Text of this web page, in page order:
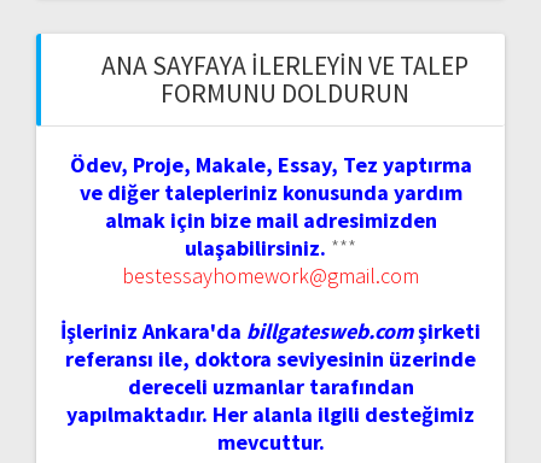
ANA SAYFAYA İLERLEYIN VE TALEP
FORMUNU DOLDURUN
Ödev, Proje, Makale, Essay, Tez yaptırma
ve diğer talepleriniz konusunda yardım
almak için bize mail adresimizden
ulaşabilirsiniz. ***
bestessayhomework@gmail.com
İşleriniz Ankara'da billgatesweb.comşirketi
referansı ile, doktora seviyesinin üzerinde
dereceli uzmanlar tarafından
yapılmaktadır. Her alanla ilgili desteğimiz
mevcuttur.